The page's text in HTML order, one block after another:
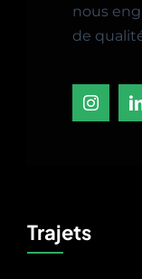
nous
de
Trajets